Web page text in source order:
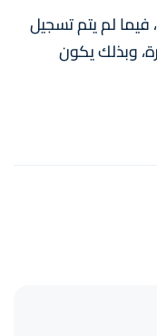
الحالات النشطة 62 حالة، فيما لم يتم تسجيل
ساعة الأخيرة، وبذلك يكون